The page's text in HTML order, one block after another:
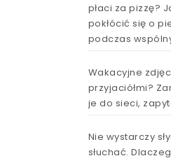
płaci za pizzę?
pokłócić się o
podczas
Wakacyjne
przyjaciółmi?
je do sieci,
Nie wystarczy
słuchać.